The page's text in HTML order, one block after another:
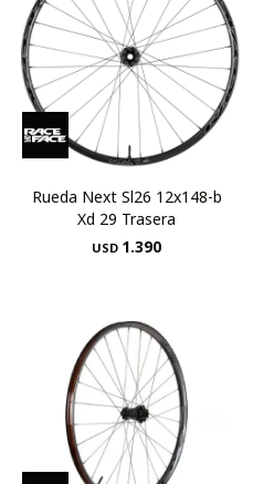
Rueda Next Sl26 12x148-b
Xd 29 Trasera
USD 1.390